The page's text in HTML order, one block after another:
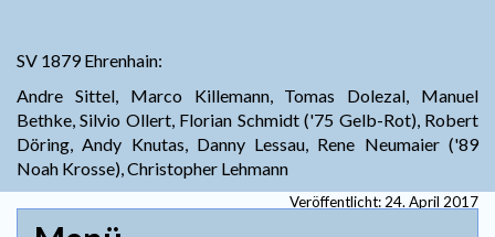
SV 1879 Ehrenhain:
Andre Sittel, Marco Killemann, Tomas Dolezal, Manuel
Bethke, Silvio Ollert, Florian Schmidt ('75 Gelb-Rot), Robert
Döring, Andy Knutas, Danny Lessau, Rene Neumaier ('89
Noah Krosse), Christopher Lehmann
Veröffentlicht: 24. April 2017